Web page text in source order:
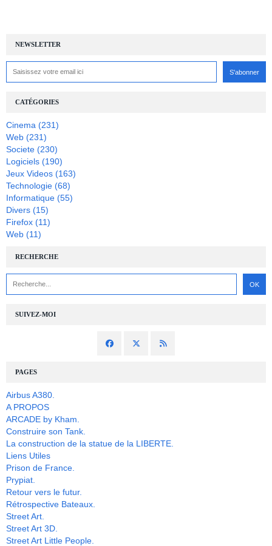
NEWSLETTER
SUIVEZ-MOI
RECHERCHE
PAGES
Airbus A380.
A PROPOS
ARCADE by Kham.
Construire son Tank.
La construction de la statue de la LIBERTE.
Liens Utiles
Prison de France.
Prypiat.
Retour vers le futur.
Rétrospective Bateaux.
Street Art.
Street Art 3D.
Street Art Little People.
CATÉGORIES
Cinema (231)
Web (231)
Societe (230)
Logiciels (190)
Jeux Videos (163)
Technologie (68)
Informatique (55)
Divers (15)
Firefox (11)
Web (11)